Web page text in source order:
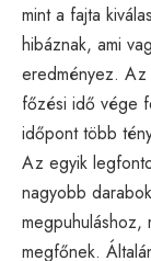
mint a fajta
hibáznak, ami
eredményez. Az
főzési idő vége
időpont több
Az egyik
nagyobb
megfőnek.